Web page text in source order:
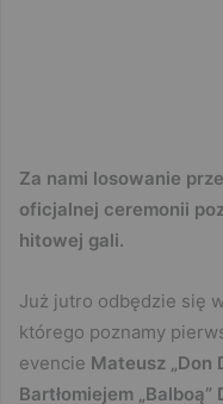
Za nami losowanie
oficjalnej ceremonii
hitowej gali.
Już jutro odbędzie się
którego poznamy
evencie Mateusz „Don
Bartłomiejem „Balboą”